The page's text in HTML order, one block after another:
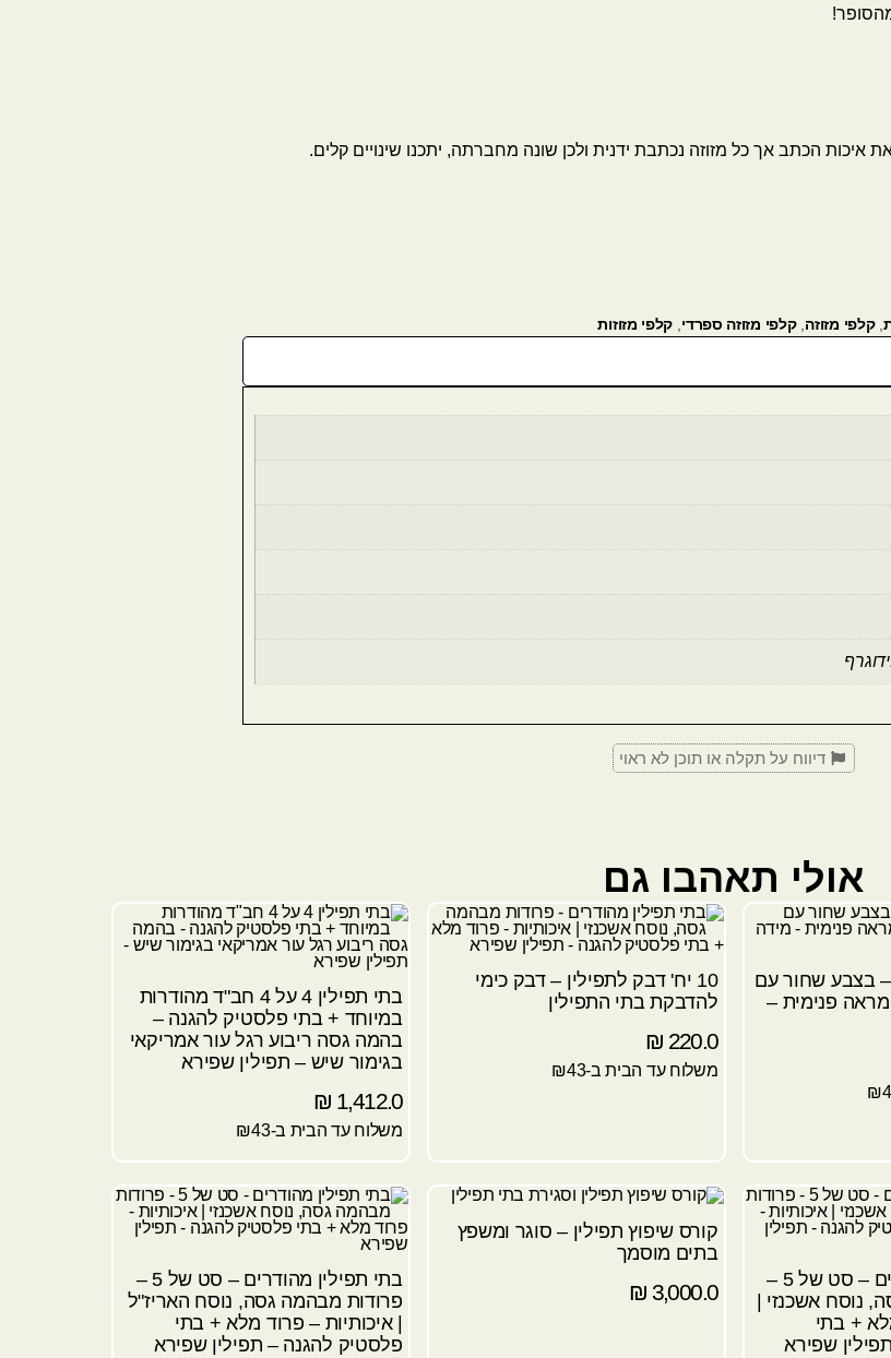
הכתב אך כל מזוזה נכתבת ידנית ולכן שונה מחברתה, יתכנו שינויים קלים.
,קלפי מזוזה,קלפי מזוזה ספרדי, קלפי מזוזות
דיווח על תקלה או תוכן לא ראוי
אולי תאהבו גם
– בצבע שחור עם
מראה פנימית –
10 יח' דבק לתפילין – דבק כימי
להדבקת בתי התפילין
220.0
₪
משלוח עד הבית ב-₪43
בתי תפילין 4 על 4 חב"ד מהודרות
במיוחד + בתי פלסטיק להגנה –
בהמה גסה ריבוע רגל עור אמריקאי
בגימור שיש – תפילין שפירא
1,412.0
₪
משלוח עד הבית ב-₪43
בתי תפילין מהודרים – סט של 5 –
נוסח אשכנזי |
+ בתי
שפירא
קורס שיפוץ תפילין – סוגר ומשפץ
בתים מוסמך
3,000.0
₪
בתי תפילין מהודרים – סט של 5 –
פרודות מבהמה גסה, נוסח האריז"ל
| איכותיות – פרוד מלא + בתי
פלסטיק להגנה – תפילין שפירא